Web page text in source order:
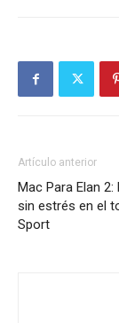
Artículo anterior
Mac Para Elan
sin estrés en el
Sport